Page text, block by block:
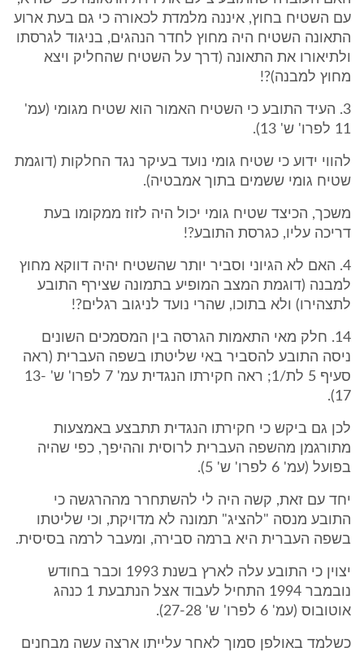
עם השטיח בחוץ, איננה מלמדת לכאורה כי גם בעת ארוע
התאונה השטיח היה מחוץ לחדר הנהגים, בניגוד לגרסתו
ולתיאורו את התאונה (דרך על השטיח שהחליק ויצא
מחוץ למבנה)?!
3. העיד התובע כי השטיח האמור הוא שטיח מגומי (עמ'
11 לפרו' ש' 13).
להווי ידוע כי שטיח גומי נועד בעיקר נגד החלקות (דוגמת
שטיח גומי ששמים בתוך אמבטיה).
משכך, הכיצד שטיח גומי יכול היה לזוז ממקומו בעת
דריכה עליו, כגרסת התובע?!
4. האם לא הגיוני וסביר יותר שהשטיח יהיה דווקא מחוץ
למבנה (דוגמת המצב המופיע בתמונה שצירף התובע
לתצהירו) ולא בתוכו, שהרי נועד לניגוב רגלים?!
14. חלק מאי התאמות הגרסה בין המסמכים השונים
ניסה התובע להסביר באי שליטתו בשפה העברית (ראה
סעיף 5 לת/1; ראה חקירתו הנגדית עמ' 7 לפרו' ש' 13-
17).
לכן גם ביקש כי חקירתו הנגדית תתבצע באמצעות
מתורגמן מהשפה העברית לרוסית וההיפך, כפי שהיה
בפועל (עמ' 6 לפרו' ש' 5).
יחד עם זאת, קשה היה לי להשתחרר מההרגשה כי
התובע מנסה "להציג" תמונה לא מדויקת, וכי שליטתו
בשפה העברית היא ברמה סבירה, ומעבר לרמה בסיסית.
יצוין כי התובע עלה לארץ בשנת 1993 וכבר בחודש
נובמבר 1994 התחיל לעבוד אצל הנתבעת 1 כנהג
אוטובוס (עמ' 6 לפרו' ש' 27-28).
כשלמד באולפן סמוך לאחר עלייתו ארצה עשה מבחנים